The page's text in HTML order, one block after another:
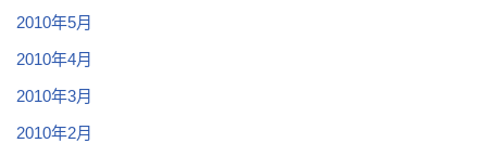
2010年5月
2010年4月
2010年3月
2010年2月